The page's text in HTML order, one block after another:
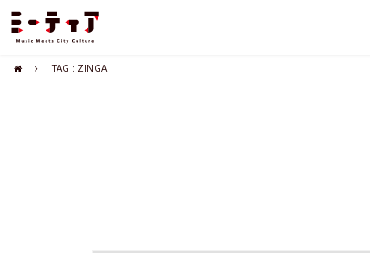
TAG : ZINGAI